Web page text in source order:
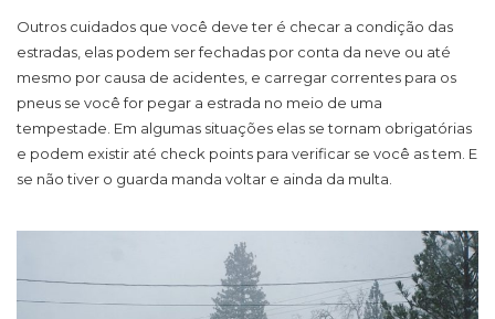
Outros cuidados que você deve ter é checar a condição das
estradas, elas podem ser fechadas por conta da neve ou até
mesmo por causa de acidentes, e carregar correntes para os
pneus se você for pegar a estrada no meio de uma
tempestade. Em algumas situações elas se tornam obrigatórias
e podem existir até check points para verificar se você as tem. E
se não tiver o guarda manda voltar e ainda da multa.